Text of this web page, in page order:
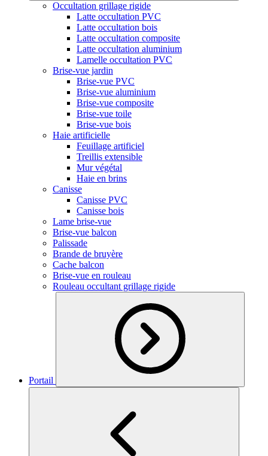
Occultation grillage rigide
Latte occultation PVC
Latte occultation bois
Latte occultation composite
Latte occultation aluminium
Lamelle occultation PVC
Brise-vue jardin
Brise-vue PVC
Brise-vue aluminium
Brise-vue composite
Brise-vue toile
Brise-vue bois
Haie artificielle
Feuillage artificiel
Treillis extensible
Mur végétal
Haie en brins
Canisse
Canisse PVC
Canisse bois
Lame brise-vue
Brise-vue balcon
Palissade
Brande de bruyère
Cache balcon
Brise-vue en rouleau
Rouleau occultant grillage rigide
Portail